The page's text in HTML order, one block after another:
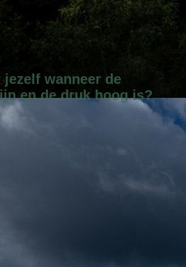
wanneer de
en de druk hoog is?